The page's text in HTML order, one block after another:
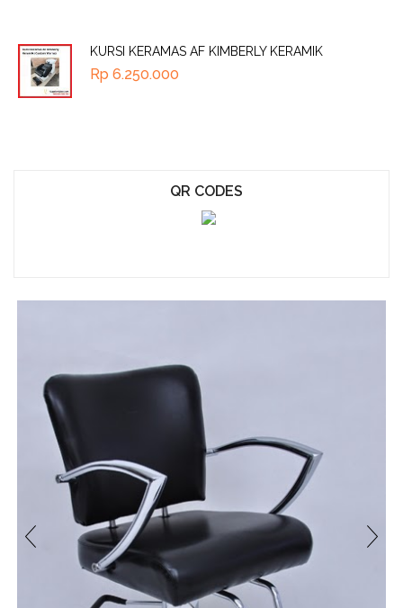
KURSI KERAMAS AF KIMBERLY KERAMIK
Rp 6.250.000
QR CODES